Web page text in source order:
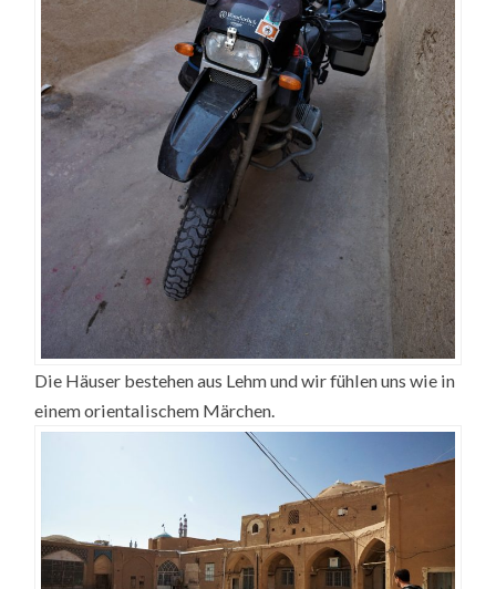
Die Häuser bestehen aus Lehm und wir fühlen uns wie in
einem orientalischem Märchen.